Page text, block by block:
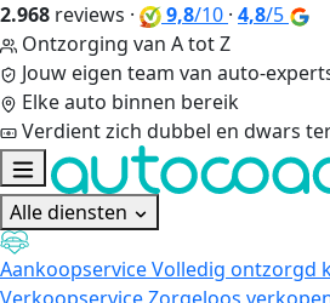
2.968 reviews · 9,8/10 · 4,8/5
Ontzorging van A tot Z
Jouw eigen team van auto-
Elke auto binnen bereik
Verdient zich dubbel en dwars
Alle diensten
AankoopserviceVolledig ontzorgd